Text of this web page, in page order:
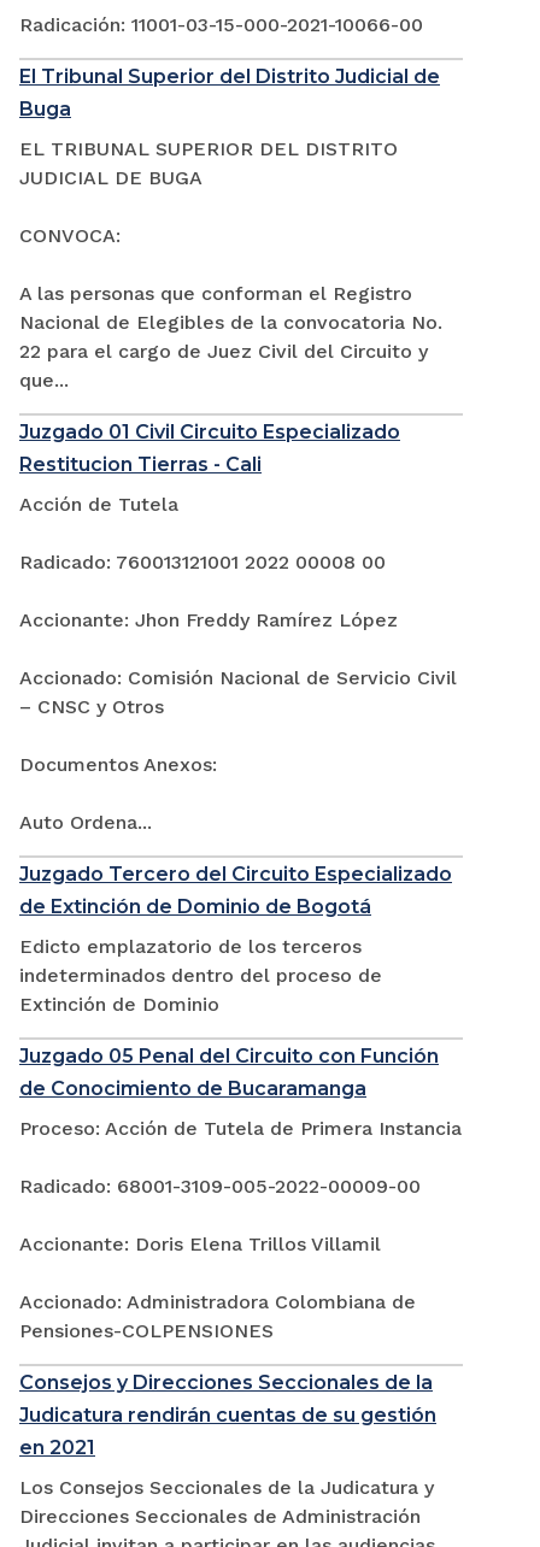
Radicación: 11001-03-15-000-2021-10066-00
El Tribunal Superior del Distrito Judicial de
Buga
EL TRIBUNAL SUPERIOR DEL DISTRITO
JUDICIAL DE BUGA
CONVOCA:
A las personas que conforman el Registro
Nacional de Elegibles de la convocatoria No.
22 para el cargo de Juez Civil del Circuito y
que...
Juzgado 01 Civil Circuito Especializado
Restitucion Tierras - Cali
Acción de Tutela
Radicado: 760013121001 2022 00008 00
Accionante: Jhon Freddy Ramírez López
Accionado: Comisión Nacional de Servicio Civil
– CNSC y Otros
Documentos Anexos:
Auto Ordena...
Juzgado Tercero del Circuito Especializado
de Extinción de Dominio de Bogotá
Edicto emplazatorio de los terceros
indeterminados dentro del proceso de
Extinción de Dominio
Juzgado 05 Penal del Circuito con Función
de Conocimiento de Bucaramanga
Proceso: Acción de Tutela de Primera Instancia
Radicado: 68001-3109-005-2022-00009-00
Accionante: Doris Elena Trillos Villamil
Accionado: Administradora Colombiana de
Pensiones-COLPENSIONES
Consejos y Direcciones Seccionales de la
Judicatura rendirán cuentas de su gestión
en 2021
Los Consejos Seccionales de la Judicatura y
Direcciones Seccionales de Administración